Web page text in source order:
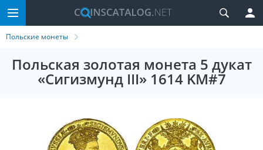
Польские монеты
Польская золотая монета 5 дукат
«Сигизмунд III» 1614 KM#7